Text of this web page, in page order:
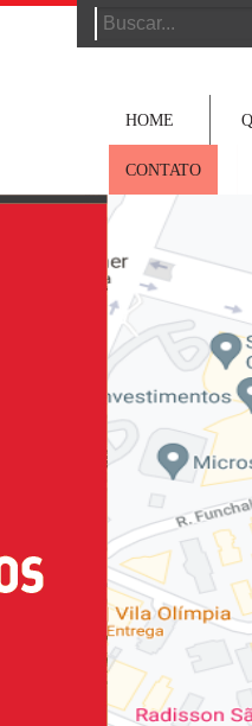
Search
for:
HOME
CONTATO